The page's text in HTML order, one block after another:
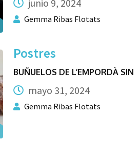
junio 9, 2024
Gemma Ribas Flotats
Postres
BUÑUELOS DE L’EMPORDÀ SIN
mayo 31, 2024
Gemma Ribas Flotats